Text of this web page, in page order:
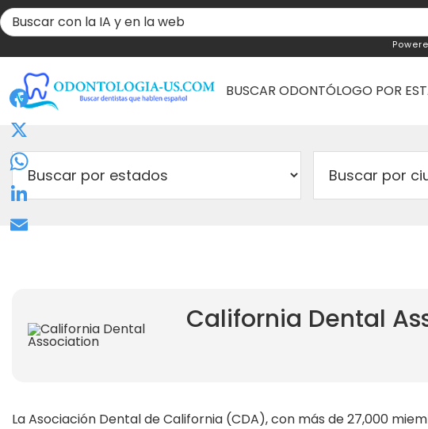
BUSCAR ODONTÓLOGO POR
California Dental
La Asociación Dental de California (CDA), con más de 27,000
Facebook
X
WhatsApp
LinkedIn